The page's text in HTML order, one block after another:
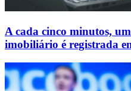
A cada cinco minutos,
imobiliário é registrada